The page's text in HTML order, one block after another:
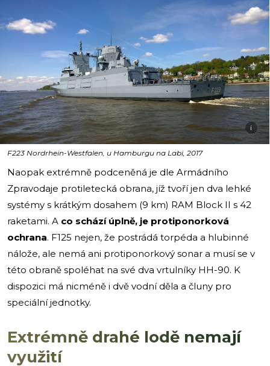
i
F223 Nordrhein-Westfalen, u Hamburgu na Labi, 2017
Naopak extrémně podceněná je dle Armádního
Zpravodaje protiletecká obrana, jíž tvoří jen dva lehké
systémy s krátkým dosahem (9 km) RAM Block II s 42
raketami. A co schází úplně, je protiponorková
ochrana. F125 nejen, že postrádá torpéda a hlubinné
nálože, ale nemá ani protiponorkový sonar a musí se v
této obraně spoléhat na své dva vrtulníky HH-90. K
dispozici má nicméně i dvě vodní děla a čluny pro
speciální jednotky.
Extrémně drahé lodě nemají
využití